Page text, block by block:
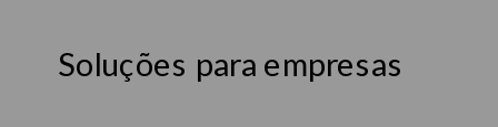
Soluções para empresas